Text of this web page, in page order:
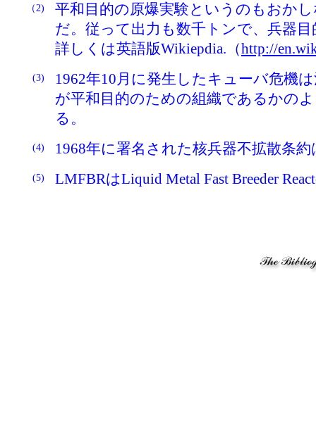
（2)
平和目的の原爆実験というのもおか
だ。従って出力も数千トンで、兵器
詳しくは英語版Wikiepdia.（http://
(3)
1962年10月に発生したキューバ危機
が平和目的のための組織であるかの
る。
(4) 1968年に署名された核兵器不拡散条
(5) LMFBRはLiquid Metal Fast Breeder